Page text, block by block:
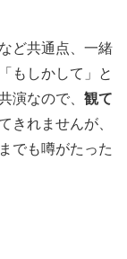
ど共通点、一緒
もしかして」と
演なので、 観て
きれませんが、
でも噂がたった